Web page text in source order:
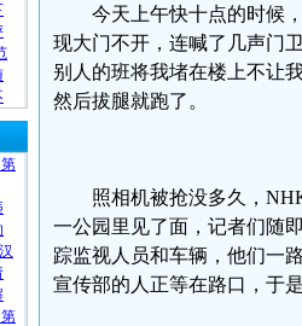
今天上午快十点的时候
现大门不开，连喊了几声门
别人的班将我堵在楼上不让
然后拔腿就跑了。
照相机被抢没多久，
一公园里见了面，记者们随
踪监视人员和车辆，他们一
宣传部的人正等在路口，于